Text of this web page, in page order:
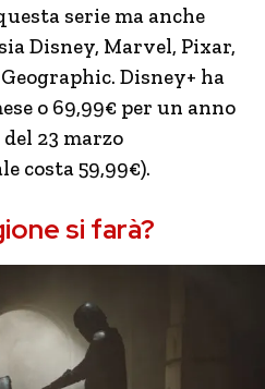
serie ma anche
Disney, Marvel, Pixar,
Disney+ ha
o 69,99€ per un anno
23 marzo
costa 59,99€).
si farà?